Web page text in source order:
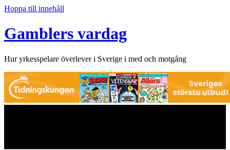
Hoppa till innehåll
Gamblers vardag
Hur yrkesspelare överlever i Sverige i med och motgång